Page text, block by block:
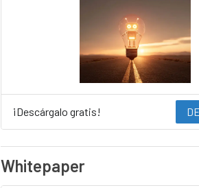
¡Descárgalo gratis!
Whitepaper